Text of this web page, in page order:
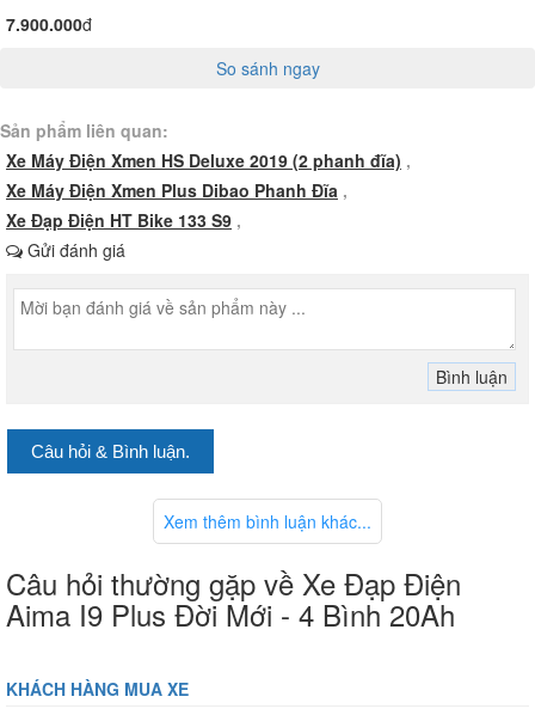
Đánh giá về thiết kế xe đạp
điện Aima I9 thế hệ mới
Trong năm 2025, hãng AIMA tiếp tục tung ra thị trường một em xe
đạp điện với ngoại hình chắc chắn, cùng chất lượng vượt trội. Độ
hoàn hiện của Aima I9 so với các dòng xe đạp điện trên thị trường có
điện trước đây là lỏng lẻo rời rạc không chắc chắn.
7.900.000đ
So sánh ngay
Sản phẩm liên quan:
Xe Máy Điện Xmen HS Deluxe 2019 (2 phanh đĩa) ,
Xe Máy Điện Xmen Plus Dibao Phanh Đĩa ,
Xe Đạp Điện HT Bike 133 S9 ,
Gửi đánh giá
Câu hỏi & Bình luận.
Xem thêm bình luận khác...
Câu hỏi thường gặp về Xe Đạp Điện
Aima I9 Plus Đời Mới - 4 Bình 20Ah
KHÁCH HÀNG MUA XE